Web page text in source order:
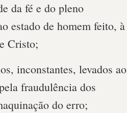
da fé e do pleno
estado de homem feito, à
Cristo;
inconstantes, levados ao
fraudulência dos
do erro;